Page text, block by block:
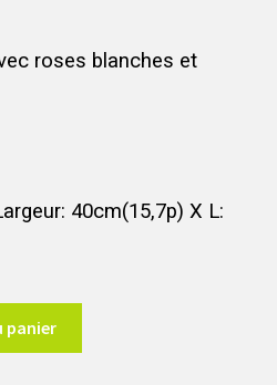
roses blanches et
40cm(15,7p) X L:
panier